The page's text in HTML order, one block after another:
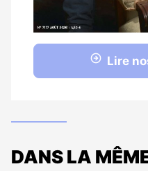
Lire
DANS LA